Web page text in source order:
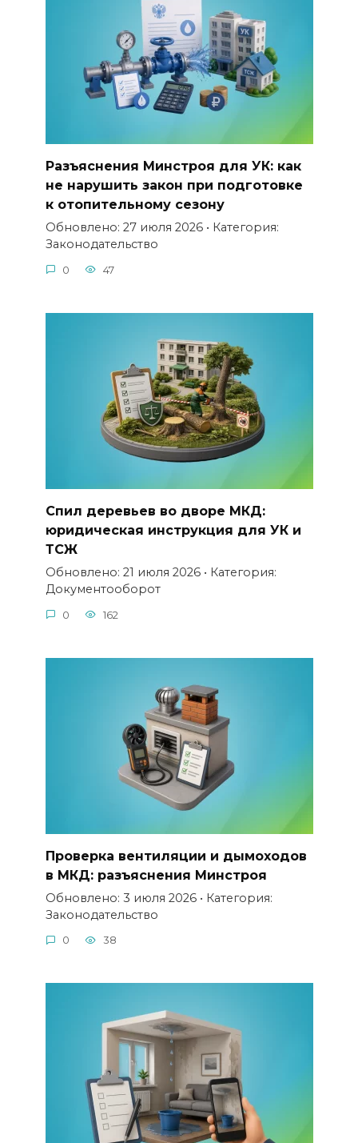
Разъяснения Минстроя для УК: как
не нарушить закон при подготовке
к отопительному сезону
Обновлено: 27 июля 2026 • Категория:
Законодательство
0 47
Спил деревьев во дворе МКД:
юридическая инструкция для УК и
ТСЖ
Обновлено: 21 июля 2026 • Категория:
Документооборот
0 162
Проверка вентиляции и дымоходов
в МКД: разъяснения Минстроя
Обновлено: 3 июля 2026 • Категория:
Законодательство
0 38